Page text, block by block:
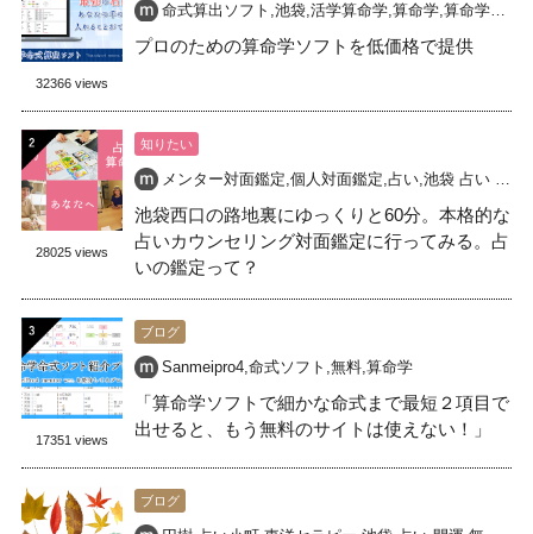
32366 views
命式算出ソフト ,池袋,活学算命学,算命学,算命学命式
プロのための算命学ソフトを低価格で提供
28025 views
知りたい
メンター対面鑑定,個人対面鑑定,占い,池袋 占い 開運
池袋西口の路地裏にゆっくりと60分。本格的な
占いカウンセリング対面鑑定に行ってみる。占
いの鑑定って？
17351 views
ブログ
Sanmeipro4,命式ソフト ,無料,算命学
「算命学ソフトで細かな命式まで最短２項目で
出せると、もう無料のサイトは使えない！」
ブログ